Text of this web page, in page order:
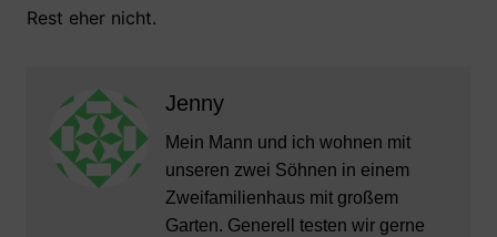
Rest eher nicht.
Jenny
Mein Mann und ich wohnen mit
unseren zwei Söhnen in einem
Zweifamilienhaus mit großem
Garten. Generell testen wir gerne